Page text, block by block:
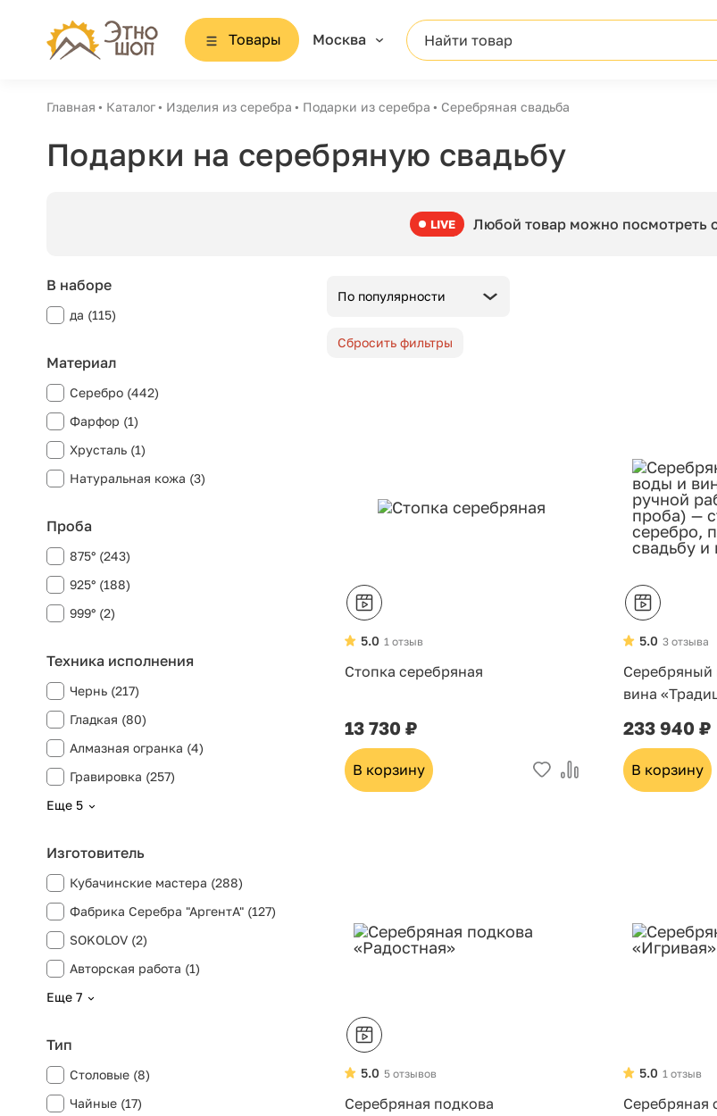
Товары Москва Найти товар
Главная Каталог Изделия из серебра Подарки из серебра Серебряная свадьба
Подарки на серебряную свадьбу
LIVE Любой товар можно посмотреть
В наборе
да (115)
Материал
Серебро (442)
Фарфор (1)
Хрусталь (1)
Натуральная кожа (3)
Проба
875° (243)
925° (188)
999° (2)
Техника исполнения
Чернь (217)
Гладкая (80)
Алмазная огранка (4)
Гравировка (257)
Еще 5
Изготовитель
Кубачинские мастера (288)
Фабрика Серебра "АргентА" (127)
SOKOLOV (2)
Авторская работа (1)
Еще 7
Тип
Столовые (8)
Чайные (17)
По популярности
Сбросить фильтры
1 отзыв
5.0
Стопка серебряная
13 730 ₽
В корзину
3 отзыва
5.0
Серебряный
вина
подарок на
233 940 ₽
В корзину
5 отзывов
5.0
Серебряная подкова
1 отзыв
5.0
Серебряная